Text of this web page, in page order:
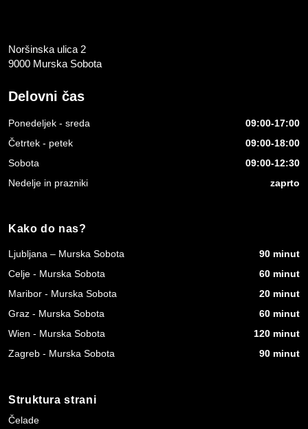
Noršinska ulica 2
9000 Murska Sobota
Delovni čas
Ponedeljek - sreda
09:00-17:00
Četrtek - petek
09:00-18:00
Sobota
09:00-12:30
Nedelje in prazniki
zaprto
Kako do nas?
Ljubljana – Murska Sobota
90 minut
Celje - Murska Sobota
60 minut
Maribor - Murska Sobota
20 minut
Graz - Murska Sobota
60 minut
Wien - Murska Sobota
120 minut
Zagreb - Murska Sobota
90 minut
Struktura strani
Čelade